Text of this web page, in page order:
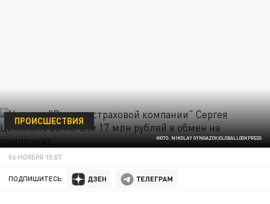
ФОТО: NIKOLAY GYNGAZOV/GLOBALLOOKPRESS
ПРОИСШЕСТВИЯ
06 НОЯБРЯ 15:07
ПОДПИШИТЕСЬ: